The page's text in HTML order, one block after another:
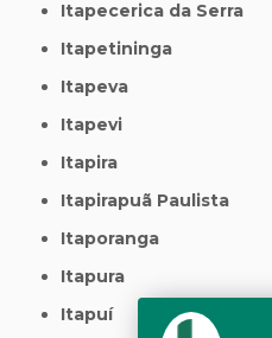
Itapecerica da Serra
Itapetininga
Itapeva
Itapevi
Itapira
Itapirapuã Paulista
Itaporanga
Itapura
Itapuí